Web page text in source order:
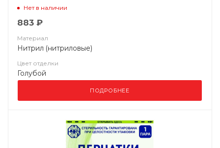
Нет в наличии
883 ₽
Материал
Нитрил (нитриловые)
Цвет отделки
Голубой
ПОДРОБНЕЕ